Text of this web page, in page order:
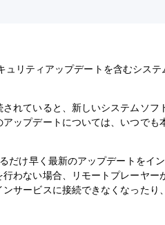
リティアップデートを含むシステ
れていると、新しいシステムソフ
ップデートについては、いつでも
だけ早く最新のアップデートをイ
わない場合、リモートプレーヤー
サービスに接続できなくなったり